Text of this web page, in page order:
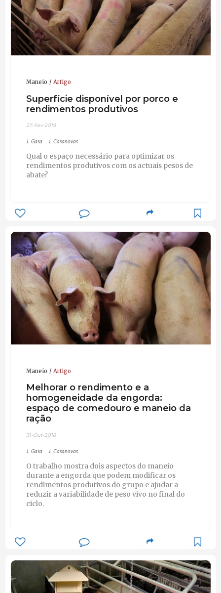
Maneio Artigo
Superfície disponível por porco e
rendimentos produtivos
27-Fev-2019
J. Gasa J. Casanovas
Qual o espaço necessário para optimizar os
rendimentos produtivos com os actuais pesos de
abate?
Maneio Artigo
Melhorar o rendimento e a
homogeneidade da engorda:
espaço de comedouro e maneio da
ração
31-Out-2018
J. Gasa J. Casanovas
O trabalho mostra dois aspectos do maneio
durante a engorda que podem modificar os
rendimentos produtivos do grupo e ajudar a
reduzir a variabilidade de peso vivo no final do
ciclo.